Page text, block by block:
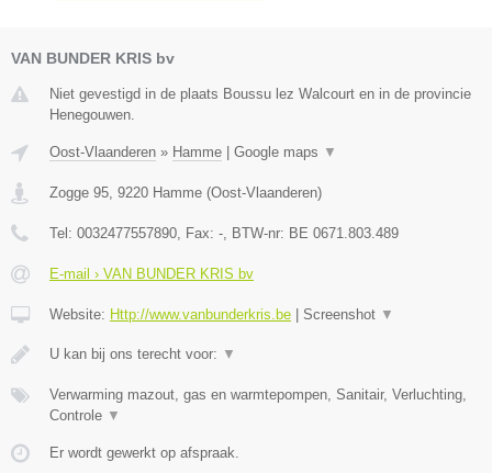
VAN BUNDER KRIS bv
Niet gevestigd in de plaats Boussu lez Walcourt en in de provincie
Henegouwen.
Oost-Vlaanderen » Hamme Google maps ▼
Zogge 95, 9220 Hamme (Oost-Vlaanderen)
Tel: 0032477557890, Fax: -, BTW-nr: BE 0671.803.489
E-mail › VAN BUNDER KRIS bv
Website: Http://www.vanbunderkris.be Screenshot ▼
U kan bij ons terecht voor: ▼
Verwarming mazout, gas en warmtepompen, Sanitair, Verluchting,
Controle ▼
Er wordt gewerkt op afspraak.